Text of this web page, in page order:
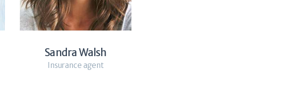
Sandra Walsh
Insurance agent